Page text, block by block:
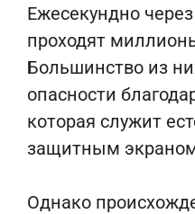
Ежесекундно
проходят
Большинство из
опасности
которая служит
защитным
Однако